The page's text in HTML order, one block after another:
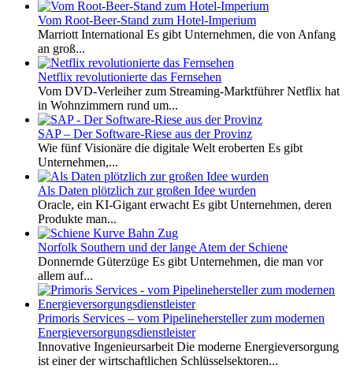
Vom Root-Beer-Stand zum Hotel-Imperium
Marriott International Es gibt Unternehmen, die von Anfang
an groß...
Netflix revolutionierte das Fernsehen
Vom DVD-Verleiher zum Streaming-Marktführer Netflix hat
in Wohnzimmern rund um...
SAP – Der Software-Riese aus der Provinz
Wie fünf Visionäre die digitale Welt eroberten Es gibt
Unternehmen,...
Als Daten plötzlich zur großen Idee wurden
Oracle, ein KI-Gigant erwacht Es gibt Unternehmen, deren
Produkte man...
Norfolk Southern und der lange Atem der Schiene
Donnernde Güterzüge Es gibt Unternehmen, die man vor
allem auf...
Primoris Services – vom Pipelinehersteller zum modernen
Energieversorgungsdienstleister
Innovative Ingenieursarbeit Die moderne Energieversorgung
ist einer der wirtschaftlichen Schlüsselsektoren...